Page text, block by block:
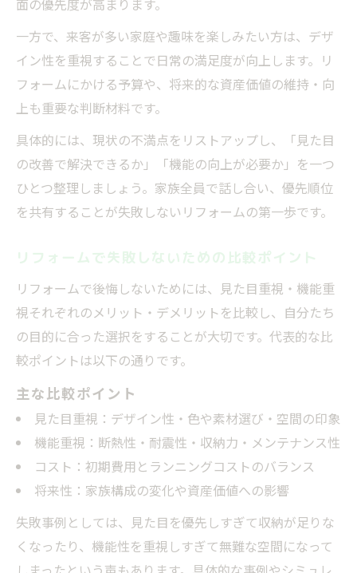
面の優先度が高まります。
一方で、来客が多い家庭や趣味を楽しみたい方は、デザ
イン性を重視することで日常の満足度が向上します。リ
フォームにかける予算や、将来的な資産価値の維持・向
上も重要な判断材料です。
具体的には、現状の不満点をリストアップし、「見た目
の改善で解決できるか」「機能の向上が必要か」を一つ
ひとつ整理しましょう。家族全員で話し合い、優先順位
を共有することが失敗しないリフォームの第一歩です。
リフォームで失敗しないための比較ポイント
リフォームで後悔しないためには、見た目重視・機能重
視それぞれのメリット・デメリットを比較し、自分たち
の目的に合った選択をすることが大切です。代表的な比
較ポイントは以下の通りです。
主な比較ポイント
見た目重視：デザイン性・色や素材選び・空間の印象
機能重視：断熱性・耐震性・収納力・メンテナンス性
コスト：初期費用とランニングコストのバランス
将来性：家族構成の変化や資産価値への影響
失敗事例としては、見た目を優先しすぎて収納が足りな
くなったり、機能性を重視しすぎて無難な空間になって